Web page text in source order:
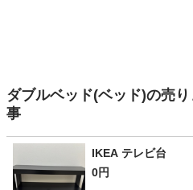
ダブルベッド(ベッド)の売
事
IKEA テレビ台
0円